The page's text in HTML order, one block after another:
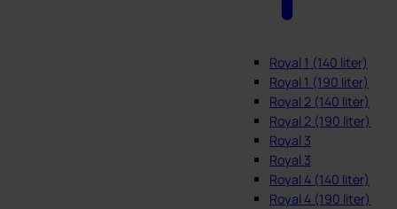
Royal 1 (140 liter)
Royal 1 (190 liter)
Royal 2 (140 liter)
Royal 2 (190 liter)
Royal 3
Royal 3
Royal 4 (140 liter)
Royal 4 (190 liter)